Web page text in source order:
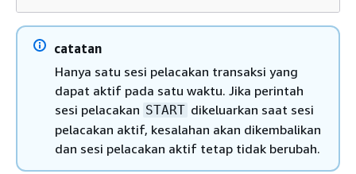
catatan
Hanya satu sesi pelacakan transaksi yang
dapat aktif pada satu waktu. Jika perintah
sesi pelacakan START dikeluarkan saat sesi
pelacakan aktif, kesalahan akan dikembalikan
dan sesi pelacakan aktif tetap tidak berubah.